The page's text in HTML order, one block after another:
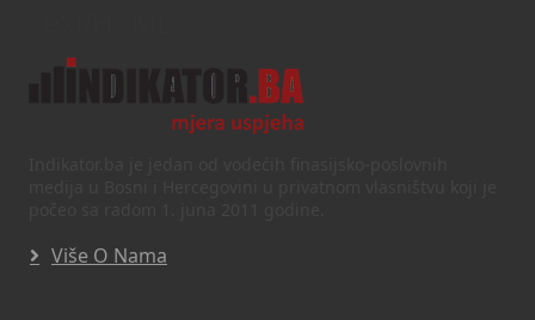
Više O Nama